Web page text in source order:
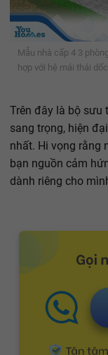
Mẫu nhà cấp 4 3
hợp với hệ mái thái
Trên đây là bộ sưu
sang trọng, hiện
nhất. Hi vọng rằng
bạn nguồn cảm
dành riêng cho